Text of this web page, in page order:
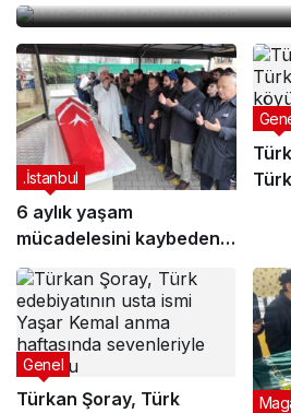
.İstanbul
6 aylık yaşam
mücadelesini kaybeden
oyuncu İbrahim Yıldız
son yolculuğuna
uğurlandı
Genel
Türkan Şoray, Türk